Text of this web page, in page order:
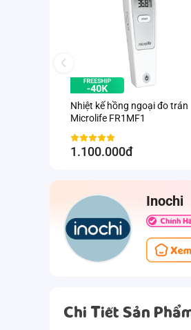
Nhiệt kế hồng ngoại đo trán
Microlife FR1MF1
1.100.000đ
Inochi
Chi Tiết Sản